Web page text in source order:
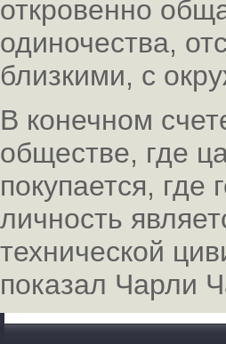
откровенно
одиночества,
близкими, с
В конечном
обществе, где
покупается, где
личность
технической
показал Чарли